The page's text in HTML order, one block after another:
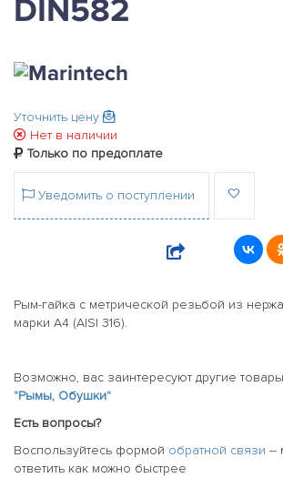
DIN582
Уточнить цену
Нет в наличии
Только по предоплате
Уведомить о поступлении
Рым-гайка с метрической резьбой из
марки А4 (AISI 316).
Возможно, вас заинтересуют другие
"Рымы, Обушки"
Есть вопросы?
Воспользуйтесь формой обратной связи --
ответить как можно быстрее